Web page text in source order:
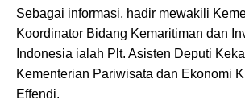
Sebagai informasi, hadir mewakili
Koordinator Bidang Kemaritiman dan
Indonesia ialah Plt. Asisten Deputi
Kementerian Pariwisata dan Ekonomi
Effendi.